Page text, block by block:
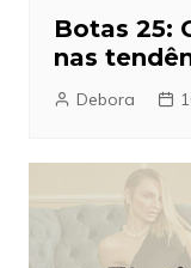
Botas 25:
nas
Debora